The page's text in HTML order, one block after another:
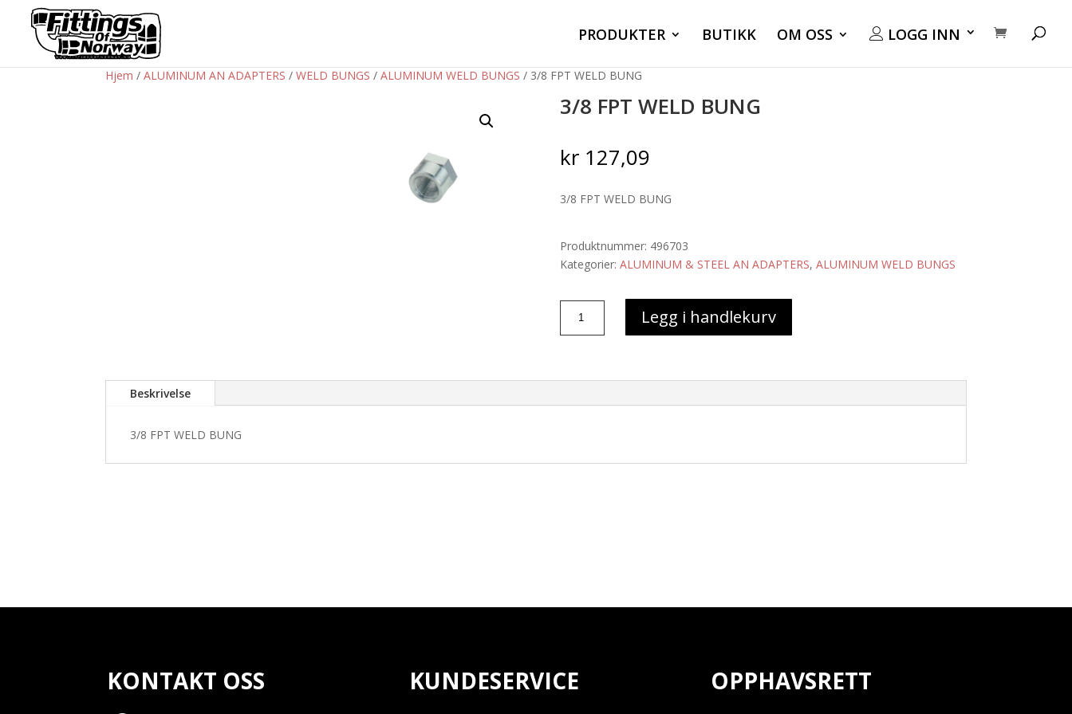
PRODUKTER BUTIKK OM OSS LOGG INN
Hjem / ALUMINUM AN ADAPTERS / WELD BUNGS / ALUMINUM WELD BUNGS / 3/8 FPT WELD BUNG
3/8 FPT WELD BUNG
kr127,09
3/8 FPT WELD BUNG
Produktnummer: 496703
Kategorier: ALUMINUM & STEEL AN ADAPTERS, ALUMINUM WELD BUNGS
FPT
antall
Legg i handlekurv
Beskrivelse
3/8 FPT WELD BUNG
KONTAKT OSS KUNDESERVICE OPPHAVSRETT